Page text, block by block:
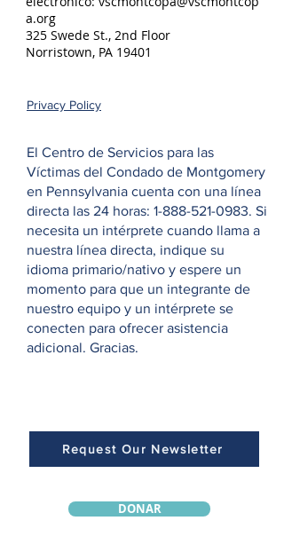
a.org
325 Swede St., 2nd Floor
Norristown, PA 19401
Privacy Policy
El Centro de Servicios para las
Víctimas del Condado de Montgomery
en Pennsylvania cuenta con una línea
directa las 24 horas: 1-888-521-0983. Si
necesita un intérprete cuando llama a
nuestra línea directa, indique su
idioma primario/nativo y espere un
momento para que un integrante de
nuestro equipo y un intérprete se
conecten para ofrecer asistencia
adicional. Gracias.
Request Our Newsletter
DONAR